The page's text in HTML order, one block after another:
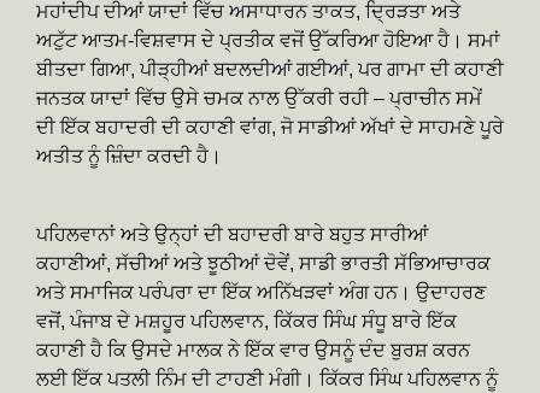
ਮਹਾਂਦੀਪ ਦੀਆਂ ਯਾਦਾਂ ਵਿੱਚ ਅਸਾਧਾਰਨ ਤਾਕਤ, ਦ੍ਰਿੜਤਾ ਅਤੇ
ਅਟੁੱਟ ਆਤਮ-ਵਿਸ਼ਵਾਸ ਦੇ ਪ੍ਰਤੀਕ ਵਜੋਂ ਉੱਕਰਿਆ ਹੋਇਆ ਹੈ। ਸਮਾਂ
ਬੀਤਦਾ ਗਿਆ, ਪੀੜ੍ਹੀਆਂ ਬਦਲਦੀਆਂ ਗਈਆਂ, ਪਰ ਗਾਮਾ ਦੀ ਕਹਾਣੀ
ਜਨਤਕ ਯਾਦਾਂ ਵਿੱਚ ਉਸੇ ਚਮਕ ਨਾਲ ਉੱਕਰੀ ਰਹੀ – ਪ੍ਰਾਚੀਨ ਸਮੇਂ
ਦੀ ਇੱਕ ਬਹਾਦਰੀ ਦੀ ਕਹਾਣੀ ਵਾਂਗ, ਜੋ ਸਾਡੀਆਂ ਅੱਖਾਂ ਦੇ ਸਾਹਮਣੇ ਪੂਰੇ
ਅਤੀਤ ਨੂੰ ਜ਼ਿੰਦਾ ਕਰਦੀ ਹੈ।
ਪਹਿਲਵਾਨਾਂ ਅਤੇ ਉਨ੍ਹਾਂ ਦੀ ਬਹਾਦਰੀ ਬਾਰੇ ਬਹੁਤ ਸਾਰੀਆਂ
ਕਹਾਣੀਆਂ, ਸੱਚੀਆਂ ਅਤੇ ਝੂਠੀਆਂ ਦੋਵੇਂ, ਸਾਡੀ ਭਾਰਤੀ ਸੱਭਿਆਚਾਰਕ
ਅਤੇ ਸਮਾਜਿਕ ਪਰੰਪਰਾ ਦਾ ਇੱਕ ਅਨਿੱਖੜਵਾਂ ਅੰਗ ਹਨ। ਉਦਾਹਰਣ
ਵਜੋਂ, ਪੰਜਾਬ ਦੇ ਮਸ਼ਹੂਰ ਪਹਿਲਵਾਨ, ਕਿੱਕਰ ਸਿੰਘ ਸੰਧੂ ਬਾਰੇ ਇੱਕ
ਕਹਾਣੀ ਹੈ ਕਿ ਉਸਦੇ ਮਾਲਕ ਨੇ ਇੱਕ ਵਾਰ ਉਸਨੂੰ ਦੰਦ ਬੁਰਸ਼ ਕਰਨ
ਲਈ ਇੱਕ ਪਤਲੀ ਨਿੰਮ ਦੀ ਟਾਹਣੀ ਮੰਗੀ। ਕਿੱਕਰ ਸਿੰਘ ਪਹਿਲਵਾਨ ਨੂੰ